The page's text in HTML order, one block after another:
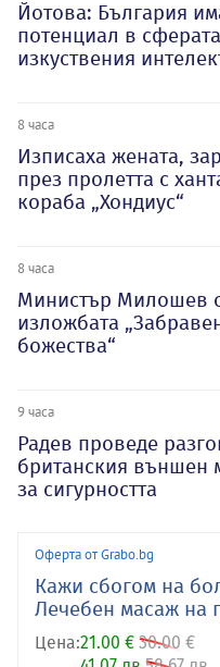
Йотова: България
потенциал в
изкуствения
8 часа
Изписаха жената,
през пролетта с
кораба „Хондиус“
8 часа
Министър Милошев
изложбата
божества“
9 часа
Радев проведе
британския външен
за сигурността
Оферта от Grabo.bg
Кажи сбогом на
Лечебен масаж на
Цена:21.00 € 30.00 €